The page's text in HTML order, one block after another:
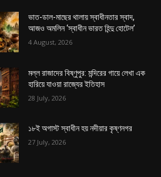
ভাত-ডাল-মাছের থালায় স্বাধীনতার স্বাদ,
আজও অমলিন ‘স্বাধীন ভারত হিন্দু হোটেল’
4 August, 2026
মল্ল রাজাদের বিষ্ণুপুর: মন্দিরের গায়ে লেখা এক
হারিয়ে যাওয়া রাজ্যের ইতিহাস
28 July, 2026
১৮ই অগাস্ট স্বাধীন হয় নদীয়ার কৃষ্ণনগর
27 July, 2026